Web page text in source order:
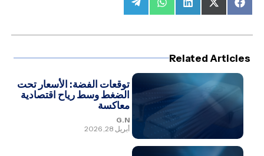
Share
on
Share
on
(Twitter)
Share
on
Share
on
Share
on
Related Articles
توقعات الفضة: الأسعار تحت
الضغط وسط رياح اقتصادية
معاكسة
G.N
أبريل 28, 2026